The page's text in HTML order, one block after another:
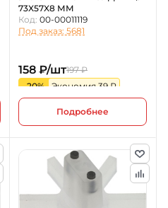
73X57X8 ММ
Код: 00-00011119
Под заказ: 5681
158 ₽/шт197 ₽
-20%
Экономия 39 ₽
Подробнее